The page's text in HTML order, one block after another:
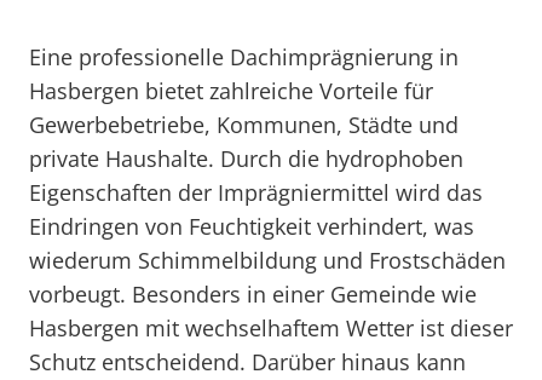
Eine professionelle Dachimprägnierung in
Hasbergen bietet zahlreiche Vorteile für
Gewerbebetriebe, Kommunen, Städte und
private Haushalte. Durch die hydrophoben
Eigenschaften der Imprägniermittel wird das
Eindringen von Feuchtigkeit verhindert, was
wiederum Schimmelbildung und Frostschäden
vorbeugt. Besonders in einer Gemeinde wie
Hasbergen mit wechselhaftem Wetter ist dieser
Schutz entscheidend. Darüber hinaus kann